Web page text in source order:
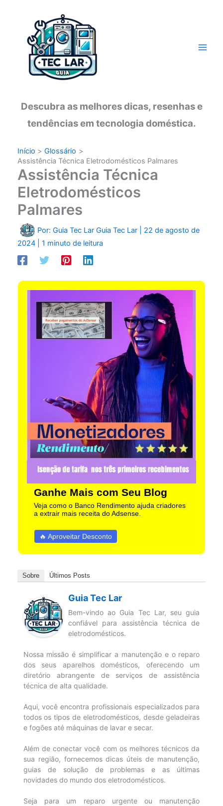
conteúdo
Descubra as melhores dicas, resenhas e
tendências em tecnologia doméstica.
Início
Glossário
Assistência Técnica Eletrodomésticos Palmares
Assistência Técnica
Eletrodomésticos
Palmares
Por: Guia Tec Lar Guia Tec Lar
22 de agosto de
2024
1 minuto de leitura
Ganhe Mais com Seu Blog
Veja como o Banco Rendimento ajuda criadores
a extrair mais receita do Adsense.
🔥 Aproveitar Desconto
Sobre Últimos Posts
Guia Tec Lar
Bem-vindo ao Guia Tec Lar, seu guia
confiável para assistência técnica de
eletrodomésticos.
Nossa missão é simplificar a manutenção e o reparo
dos seus aparelhos domésticos, oferecendo um
diretório abrangente de serviços de assistência
técnica de alta qualidade.
Aqui, você encontra profissionais especializados para
todos os tipos de eletrodomésticos, desde geladeiras
e fogões até máquinas de lavar e secar.
Além de conectar você com os melhores técnicos da
sua região, fornecemos dicas úteis de manutenção,
guias de solução de problemas e as últimas
novidades do mundo dos eletrodomésticos.
Seja para um reparo urgente ou manutenção